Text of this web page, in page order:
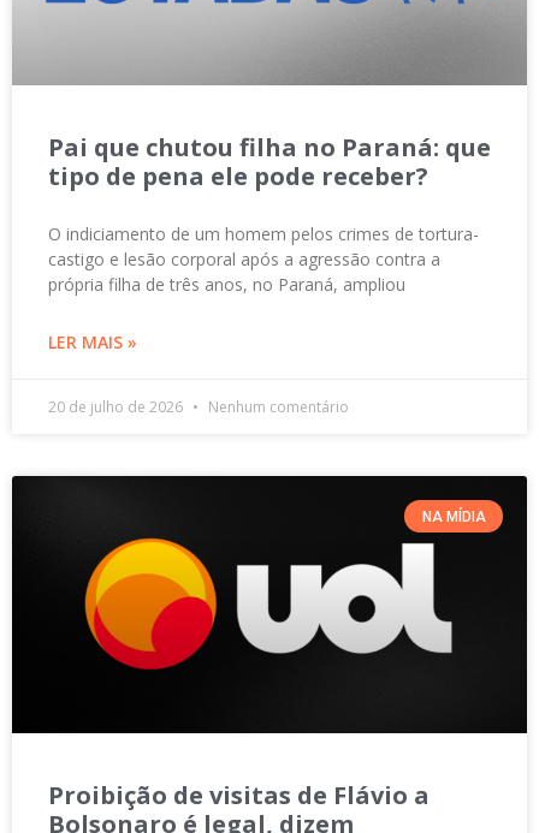
Pai que chutou filha no Paraná: que
tipo de pena ele pode receber?
O indiciamento de um homem pelos crimes de tortura-
castigo e lesão corporal após a agressão contra a
própria filha de três anos, no Paraná, ampliou
LER MAIS »
20 de julho de 2026 Nenhum comentário
NA MÍDIA
Proibição de visitas de Flávio a
Bolsonaro é legal, dizem